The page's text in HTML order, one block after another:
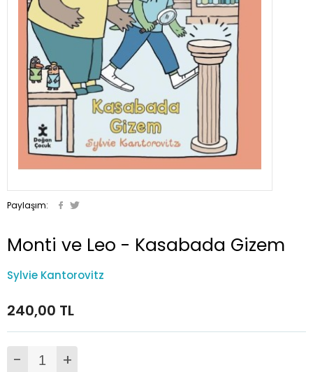
Paylaşım:
Monti ve Leo - Kasabada Gizem
Sylvie Kantorovitz
240,00 TL
- +